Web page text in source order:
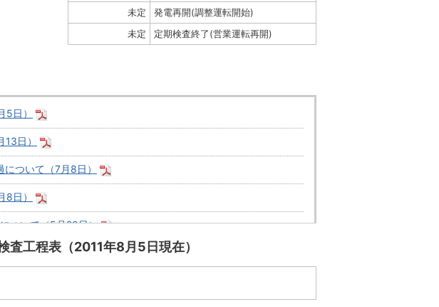
未定
発電再開(調整運転開始)
未定
定期検査終了(営業運転再開)
日）
日）
ついて（7月8日）
日）
ついて（5月20日）
工程表（2011年8月5日現在）